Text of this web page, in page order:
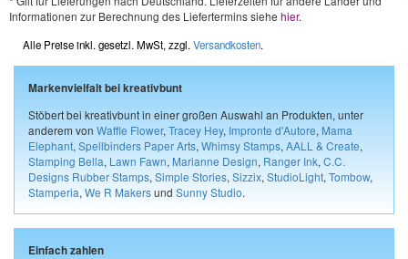
Informationen zur Berechnung des Liefertermins siehe hier.
Alle Preise inkl. gesetzl. MwSt, zzgl. Versandkosten.
Markenvielfalt bei kreativbunt
Stöbert bei kreativbunt in einer großen Auswahl an Produkten, unter
anderem von Waffle Flower, Tracey Hey, Impronte d'Autore, Mama
Elephant, Spellbinders Paper Arts, Whimsy Stamps, AALL & Create,
Stamping Bella, Lawn Fawn, Marianne Design, Ranger Ink, C.C.
Designs Rubber Stamps, Simple Stories, Sizzix, StudioLight, Tombow,
Stamperia, We R Makersund Sunny Studio.
Einfach zahlen